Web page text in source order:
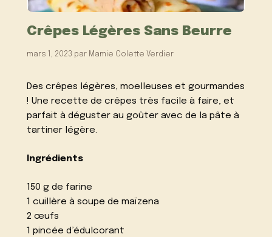
Crêpes Légères Sans Beurre
mars 1, 2023 par Mamie Colette Verdier
Des crêpes légères, moelleuses et gourmandes
! Une recette de crêpes très facile à faire, et
parfait à déguster au goûter avec de la pâte à
tartiner légère.
Ingrédients
150 g de farine
1 cuillère à soupe de maïzena
2 œufs
1 pincée d’édulcorant